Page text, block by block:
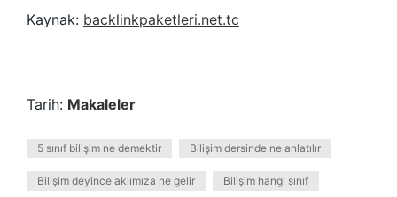
Kaynak: backlinkpaketleri.net.tc
Tarih: Makaleler
5 sınıf bilişim ne demektir Bilişim dersinde ne anlatılır
Bilişim deyince aklımıza ne gelir Bilişim hangi sınıf